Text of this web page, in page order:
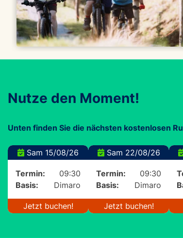
Nutze den Moment!
Unten finden Sie die nächsten kostenlosen
Sam 15/08/26
Termin:
09:30
Basis:
Dimaro
Jetzt buchen!
Sam 22/08/26
Termin:
09:30
Basis:
Dimaro
Jetzt buchen!